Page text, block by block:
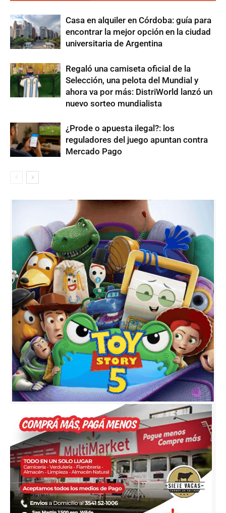
Casa en alquiler en Córdoba: guía para
encontrar la mejor opción en la ciudad
universitaria de Argentina
Regaló una camiseta oficial de la
Selección, una pelota del Mundial y
ahora va por más: DistriWorld lanzó un
nuevo sorteo mundialista
¿Prode o apuesta ilegal?: los
reguladores del juego apuntan contra
Mercado Pago